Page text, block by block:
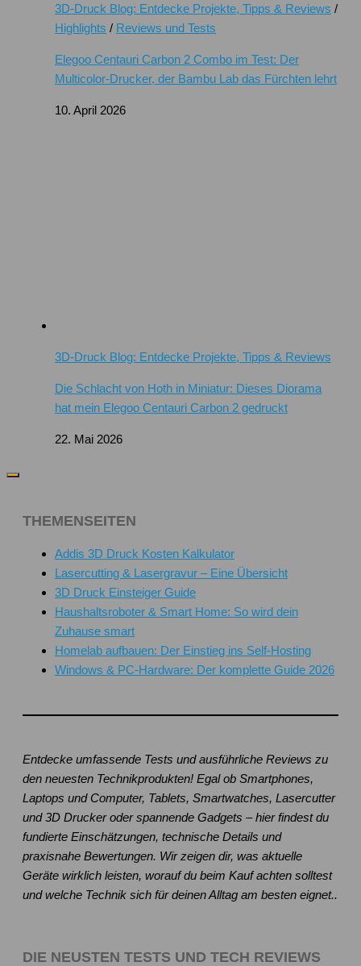
3D-Druck Blog: Entdecke Projekte, Tipps & Reviews /
Highlights / Reviews und Tests
Elegoo Centauri Carbon 2 Combo im Test: Der
Multicolor-Drucker, der Bambu Lab das Fürchten lehrt
10. April 2026
3D-Druck Blog: Entdecke Projekte, Tipps & Reviews
Die Schlacht von Hoth in Miniatur: Dieses Diorama
hat mein Elegoo Centauri Carbon 2 gedruckt
22. Mai 2026
THEMENSEITEN
Addis 3D Druck Kosten Kalkulator
Lasercutting & Lasergravur – Eine Übersicht
3D Druck Einsteiger Guide
Haushaltsroboter & Smart Home: So wird dein
Zuhause smart
Homelab aufbauen: Der Einstieg ins Self-Hosting
Windows & PC-Hardware: Der komplette Guide 2026
Entdecke umfassende Tests und ausführliche Reviews zu
den neuesten Technikprodukten! Egal ob Smartphones,
Laptops und Computer, Tablets, Smartwatches, Lasercutter
und 3D Drucker oder spannende Gadgets – hier findest du
fundierte Einschätzungen, technische Details und
praxisnahe Bewertungen. Wir zeigen dir, was aktuelle
Geräte wirklich leisten, worauf du beim Kauf achten solltest
und welche Technik sich für deinen Alltag am besten eignet..
DIE NEUSTEN TESTS UND TECH REVIEWS